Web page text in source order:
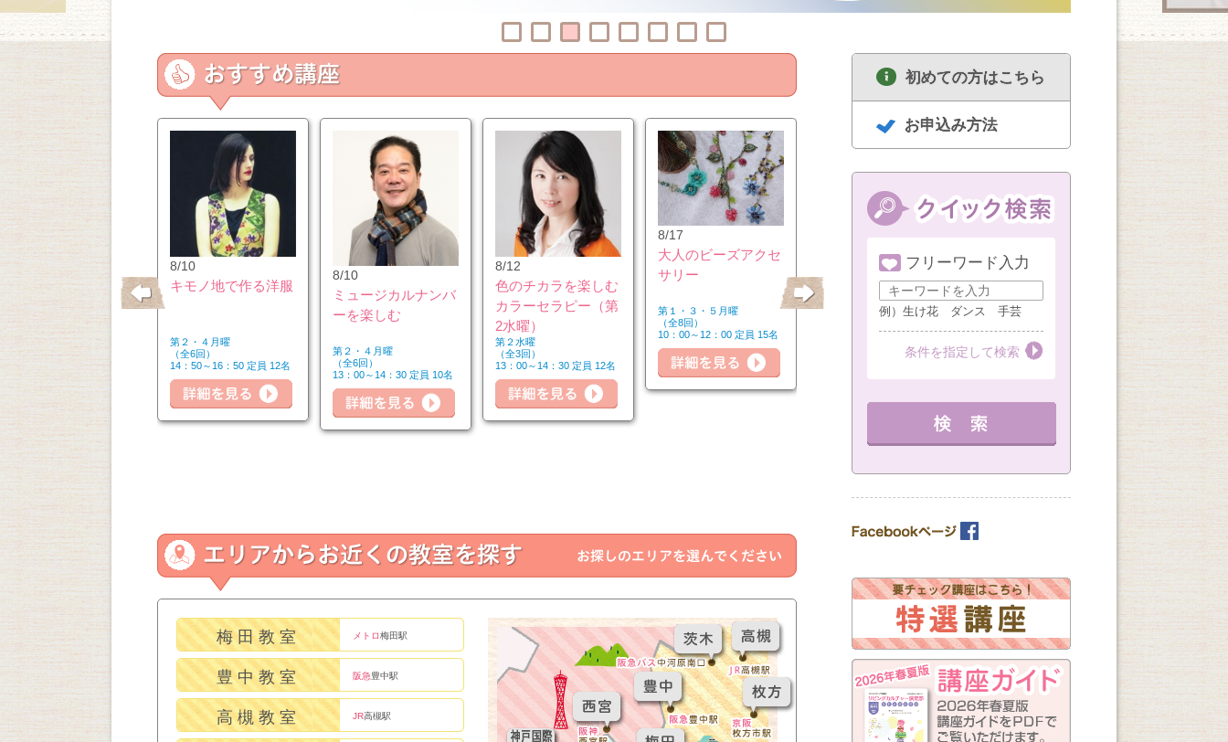
10/26
はじめてのウクレレ
第２・４月曜
（全6回）
14：50～16：20 定員 6名
8/10
キモノ地で作る洋服
第２・４月曜
（全6回）
14：50～16：50 定員 12名
8/10
ミュージカルナンバ
ーを楽しむ
第２・４月曜
（全6回）
13：00～14：30 定員 10名
8/12
色のチカラを楽しむ
カラーセラピー（第
2水曜）
第２水曜
（全3回）
13：00～14：30 定員 12名
8/17
大人のビーズアクセ
サリー
第１・３・５月曜
（全8回）
10：00～12：00 定員 15名
セルフリセットヨガ
女性限定（1・3・5
8/18
中高年のための囲碁
講座 経験者
（全1回）
8/19
ハンドメイ
第３水曜
（全3回）
12：30～14：30
見る 詳細を見る 詳細を見る 詳細を見る
詳細を見る 詳細を見る
梅田教室 メトロ梅田駅
豊中教室 阪急豊中駅
高槻教室 JR高槻駅
初めての方はこちら
お申込み方法
フリーワード入力
例）生け花 ダンス 手芸
条件を指定して検索
教室を選ぶ
月 火 水
木
金
土 日
（※複数回答可）
開始時間の指定
午前の部
午後の部
夜の部